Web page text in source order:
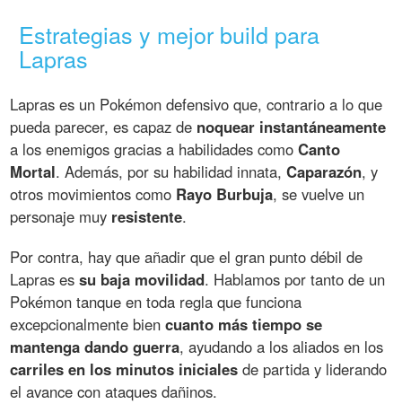
Estrategias y mejor build para
Lapras
Lapras es un Pokémon defensivo que, contrario a lo que
pueda parecer, es capaz de noquear instantáneamente
a los enemigos gracias a habilidades comoCanto
Mortal. Además, por su habilidad innata,Caparazón, y
otros movimientos como Rayo Burbuja, se vuelve un
personaje muy resistente.
Por contra, hay que añadir que el gran punto débil de
Lapras essu baja movilidad. Hablamos por tanto de un
Pokémon tanque en toda regla que funciona
excepcionalmente biencuanto más tiempo se
mantenga dando guerra, ayudando a los aliados en los
carriles en los minutos iniciales de partida y liderando
el avance con ataques dañinos.